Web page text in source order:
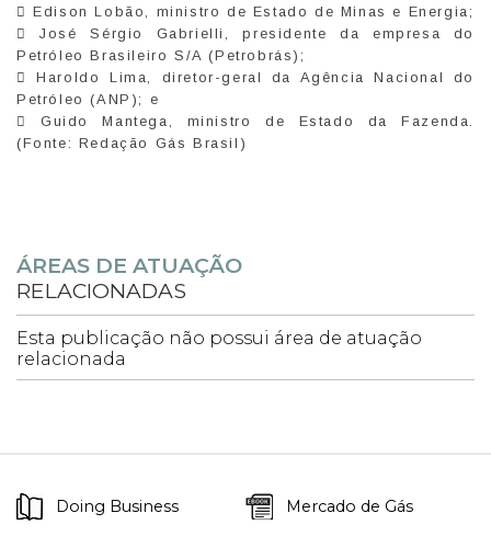
 Edison Lobão, ministro de Estado de Minas e Energia;
 José Sérgio Gabrielli, presidente da empresa do
Petróleo Brasileiro S/A (Petrobrás);
 Haroldo Lima, diretor-geral da Agência Nacional do
Petróleo (ANP); e
 Guido Mantega, ministro de Estado da Fazenda.
(Fonte: Redação Gás Brasil)
ÁREAS DE ATUAÇÃO
RELACIONADAS
Esta publicação não possui área de atuação
relacionada
Doing Business Mercado de Gás